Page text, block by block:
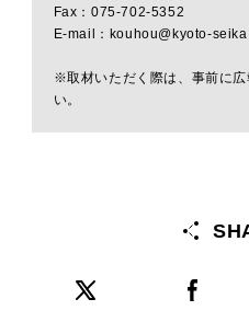
Fax：075-702-5352
E-mail：kouhou@kyoto-
※取材いただく際は、事前に
い。